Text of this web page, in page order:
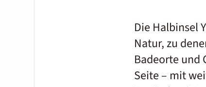
Die Halbinsel
Natur, zu
Badeorte und
Seite – mit